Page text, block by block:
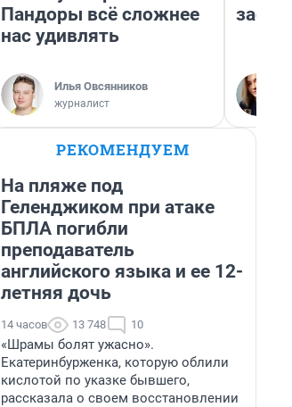
Пандоры всё сложнее
нас удивлять
Илья Овсянников
журналист
РЕКОМЕНДУЕМ
На пляже под
Геленджиком при атаке
БПЛА погибли
преподаватель
английского языка и ее 12-
летняя дочь
14 часов 13 748 10
«Шрамы болят ужасно».
Екатеринбурженка, которую облили
кислотой по указке бывшего,
рассказала о своем восстановлении